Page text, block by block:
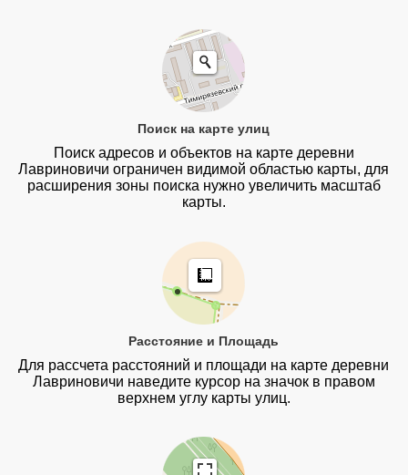
Поиск на карте улиц
Поиск адресов и объектов на карте деревни
Лавриновичи ограничен видимой областью карты, для
расширения зоны поиска нужно увеличить масштаб
карты.
Расстояние и Площадь
Для рассчета расстояний и площади на карте деревни
Лавриновичи наведите курсор на значок в правом
верхнем углу карты улиц.